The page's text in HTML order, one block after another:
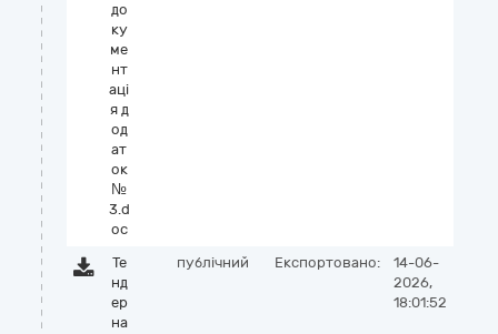
до
ку
ме
нт
аці
я д
од
ат
ок
№
3.d
oc
Те
нд
ер
на
публічний Експортовано:
14-06-
2026,
18:01:52